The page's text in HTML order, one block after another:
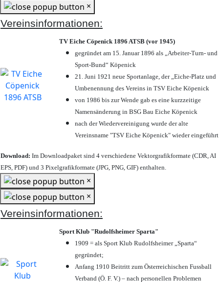
×
Vereinsinformationen:
TV Eiche Cöpenick 1896 ATSB (vor 1945)
gegründet am 15. Januar 1896 als „Arbeiter-Turn- und
Sport-Bund“ Köpenick
21. Juni 1921 neue Sportanlage, der „Eiche-Platz und
Umbenennung des Vereins in TSV Eiche Köpenick
von 1986 bis zur Wende gab es eine kurzzeitige
Namensänderung in BSG Bau Eiche Köpenick
nach der Wiedervereinigung wurde der alte
Vereinsname "TSV Eiche Köpenick" wieder eingeführt
Download: Im Downloadpaket sind 4 verschiedene Vektorgrafikformate (CDR, AI
EPS, PDF) und 3 Pixelgrafikformate (JPG, PNG, GIF) enthalten.
×
×
Vereinsinformationen:
Sport Klub "Rudolfsheimer Sparta"
1909 = als Sport Klub Rudolfsheimer „Sparta“
gegründet;
Anfang 1910 Beitritt zum Österreichischen Fussball
Verband (Ö. F. V.) – nach personellen Problemen